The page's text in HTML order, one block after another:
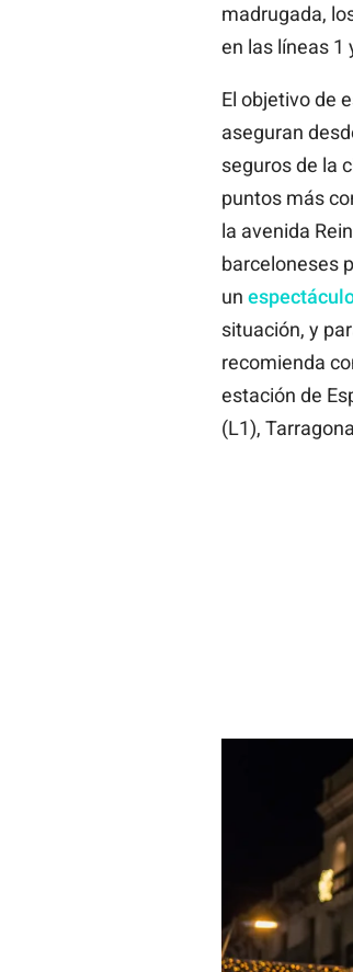
madrugada,
en las líneas 1
El objetivo de
aseguran
seguros de la
puntos más
la avenida
barceloneses
un
situación, y
recomienda
estación de
(L1),